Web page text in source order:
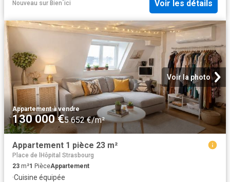
Nouveau sur Bien´ici Voir les détails
Voir la photo
Appartement·à vendre
130 000 €5 652 €/m²
Appartement 1 pièce 23 m²
Place de lHôpital Strasbourg
23 m²1 PièceAppartement
·Cuisine équipée